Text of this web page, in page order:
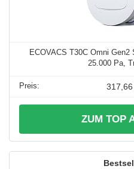
ECOVACS T30C Omni
25.000 Pa,
ZUM TOP